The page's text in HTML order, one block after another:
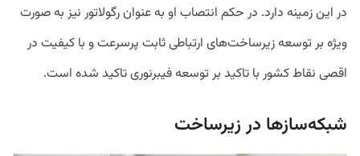
در این زمینه دارد. در حکم انتصاب او به عنوان رگولاتور نیز به صورت
ویژه بر توسعه زیرساخت‌های ارتباطی ثابت پرسرعت و با کیفیت در
اقصی نقاط کشور با تاکید بر توسعه فیبرنوری تاکید شده است.
شبکه‌سازها در زیرساخت